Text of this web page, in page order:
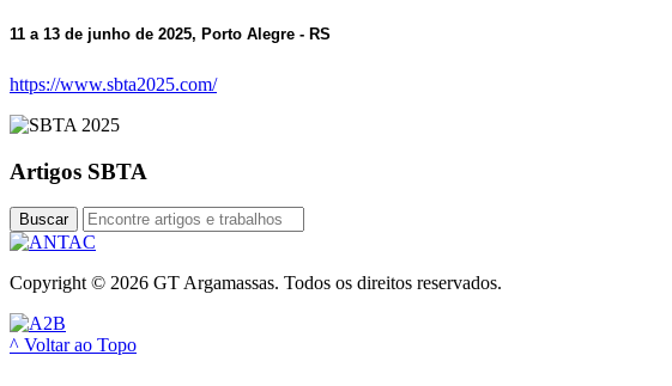
11 a 13 de junho de 2025, Porto Alegre - RS
https://www.sbta2025.com/
Artigos SBTA
Buscar
Copyright © 2026 GT Argamassas. Todos os direitos reservados.
^ Voltar ao Topo